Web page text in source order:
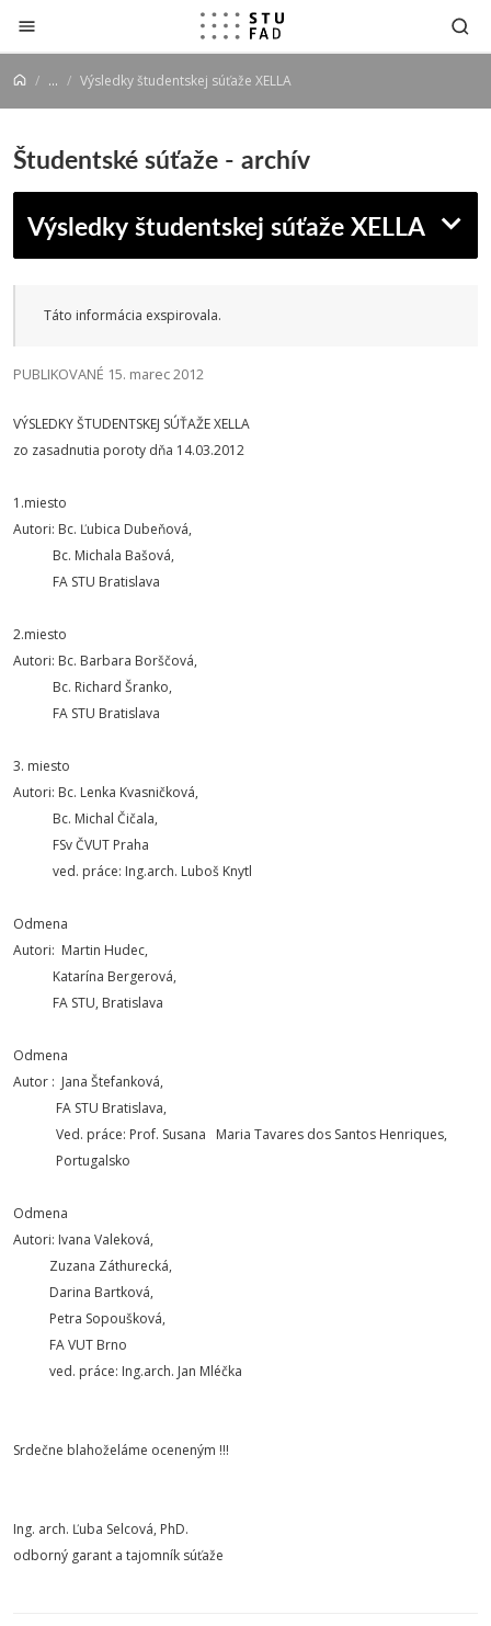
Prejsť na obsah
... Výsledky študentskej súťaže XELLA
Študentské súťaže - archív
Výsledky študentskej súťaže XELLA
Táto informácia exspirovala.
PUBLIKOVANÉ 15. marec 2012
VÝSLEDKY ŠTUDENTSKEJ SÚŤAŽE XELLA
zo zasadnutia poroty dňa 14.03.2012
1.miesto
Autori: Bc. Ľubica Dubeňová,
Bc. Michala Bašová,
FA STU Bratislava
2.miesto
Autori: Bc. Barbara Borščová,
Bc. Richard Šranko,
FA STU Bratislava
3. miesto
Autori: Bc. Lenka Kvasničková,
Bc. Michal Čičala,
FSv ČVUT Praha
ved. práce: Ing.arch. Luboš Knytl
Odmena
Autori: Martin Hudec,
Katarína Bergerová,
FA STU, Bratislava
Odmena
Autor : Jana Štefanková,
FA STU Bratislava,
Ved. práce: Prof. Susana Maria Tavares dos Santos Henriques,
Portugalsko
Odmena
Autori: Ivana Valeková,
Zuzana Záthurecká,
Darina Bartková,
Petra Sopoušková,
FA VUT Brno
ved. práce: Ing.arch. Jan Mléčka
Srdečne blahoželáme oceneným !!!
Ing. arch. Ľuba Selcová, PhD.
odborný garant a tajomník súťaže